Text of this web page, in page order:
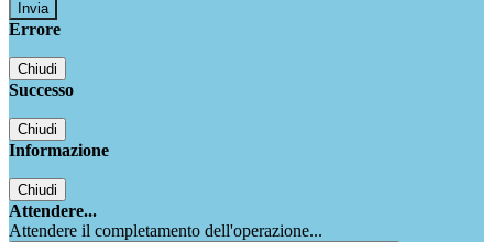
Errore
Chiudi
Successo
Chiudi
Informazione
Chiudi
Attendere...
Attendere il completamento dell'operazione...